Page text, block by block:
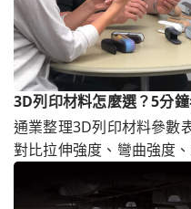
3D列印材料怎麼選？5分鐘
通業整理3D列印材料參數
對比拉伸強度、彎曲強度